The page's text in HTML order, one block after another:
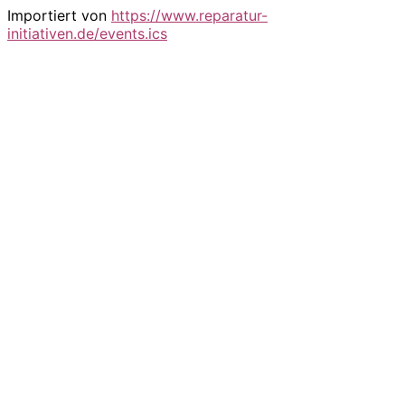
Importiert von https://www.reparatur-
initiativen.de/events.ics